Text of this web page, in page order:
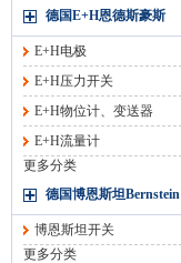
德国E+H恩德斯豪斯
E+H电极
E+H压力开关
E+H物位计、变送器
E+H流量计
更多分类
德国博恩斯坦Bernstein
博恩斯坦开关
更多分类